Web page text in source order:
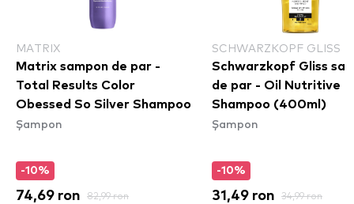
MATRIX
Matrix sampon de par -
Total Results Color
Obessed So Silver Shampoo
Șampon
-10%
74,69 ron 82,99 ron
SCHWARZKOPF GLISS
Schwarzkopf Gliss
de par - Oil Nutritive
Shampoo (400ml)
Șampon
-10%
31,49 ron 34,99 ron